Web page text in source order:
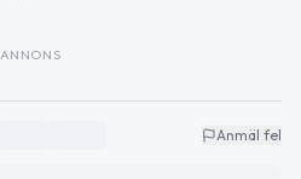
ANNONS
Anmäl fel